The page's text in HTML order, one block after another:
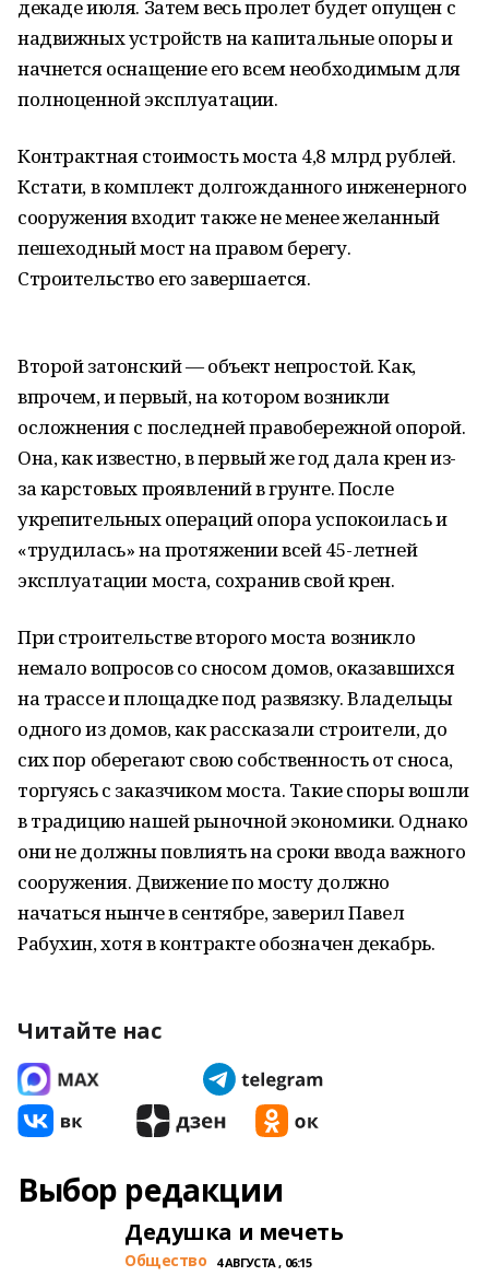
декаде июля. Затем весь пролет будет опущен с
надвижных устройств на капитальные опоры и
начнется оснащение его всем необходимым для
полноценной эксплуатации.
Контрактная стоимость моста 4,8 млрд рублей.
Кстати, в комплект долгожданного инженерного
сооружения входит также не менее желанный
пешеходный мост на правом берегу.
Строительство его завершается.
Второй затонский — объект непростой. Как,
впрочем, и первый, на котором возникли
осложнения с последней правобережной опорой.
Она, как известно, в первый же год дала крен из-
за карстовых проявлений в грунте. После
укрепительных операций опора успокоилась и
«трудилась» на протяжении всей 45-летней
эксплуатации моста, сохранив свой крен.
При строительстве второго моста возникло
немало вопросов со сносом домов, оказавшихся
на трассе и площадке под развязку. Владельцы
одного из домов, как рассказали строители, до
сих пор оберегают свою собственность от сноса,
торгуясь с заказчиком моста. Такие споры вошли
в традицию нашей рыночной экономики. Однако
они не должны повлиять на сроки ввода важного
сооружения. Движение по мосту должно
начаться нынче в сентябре, заверил Павел
Рабухин, хотя в контракте обозначен декабрь.
Читайте нас
Выбор редакции
Дедушка и мечеть
Общество 4 АВГУСТА , 06:15